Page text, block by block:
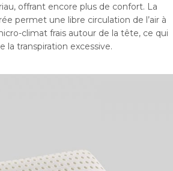
offrant encore plus de confort. La
permet une libre circulation de l’air à
climat frais autour de la tête, ce qui
la transpiration excessive.